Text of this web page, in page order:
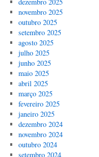
novembro 2025
outubro 2025
setembro 2025
agosto 2025
julho 2025
junho 2025
maio 2025
abril 2025
março 2025
fevereiro 2025
janeiro 2025
dezembro 2024
novembro 2024
outubro 2024
setembro 2024